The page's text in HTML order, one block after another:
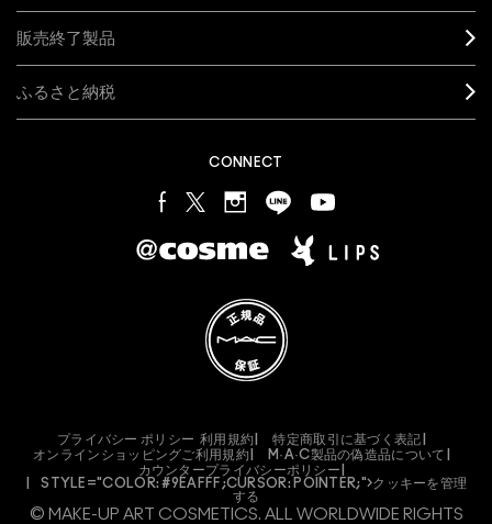
販売終了製品
ふるさと納税
CONNECT
プライバシー ポリシー 利用規約
特定商取引に基づく表記
オンラインショッピングご利用規約
M·A·C製品の偽造品について
カウンタープライバシーポリシー
STYLE="COLOR: #9EAFFF;CURSOR: POINTER;">クッキーを管理
する
© MAKE-UP ART COSMETICS. ALL WORLDWIDE RIGHTS